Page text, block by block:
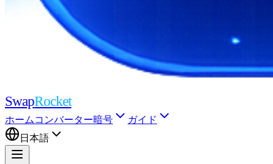
SwapRocket
ホーム コンバーター暗号
ガイド
日本語